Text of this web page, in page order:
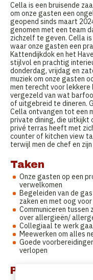
Cella is een bruisende
om onze gasten een
geopend sinds maart
genomen met een team
zichzelf te geven. Cella
waar onze gasten een
Kattendijkdok en het
stijlvol en prachtig
donderdag, vrijdag en
muziek om onze gasten
men terecht voor
vergezeld van wat
of uitgebreid te dineren.
Cella ontvangen tot een
private dining, die uitkijkt
privé terras heeft met
counter of kitchen view
terwijl men de chef en
Taken
Onze gasten op een
verwelkomen
Begeleiden van de
zaken en met oog
Communiceren tussen
over allergieën/
Collegiaal te werk
Meewerken om alles
Goede
verlopen
Profiel